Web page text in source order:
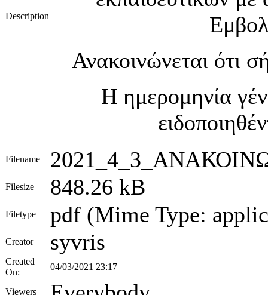
Description
Ανακοινώνεται ότι
Η ημερομηνία
Filename
Filesize 848.26 kB
Filetype pdf (Mime Type:
Creator syvris
Created
On:
04/03/2021 23:17
Viewers